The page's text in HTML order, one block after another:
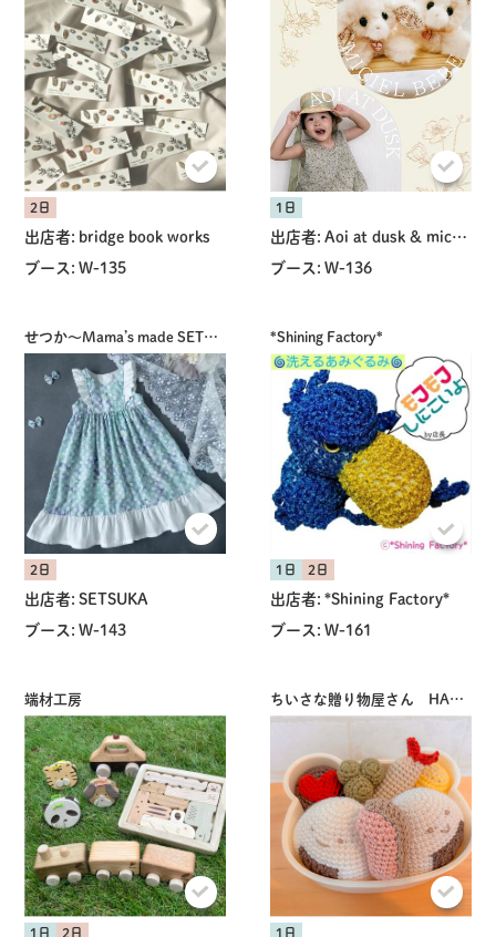
2日
出店者: bridge book works
ブース: W-135
1日
出店者: Aoi at dusk & miciel bebe
ブース: W-136
せつか〜Mama’s made SETSUKA〜
2日
出店者: SETSUKA
ブース: W-143
*Shining Factory*
1日 2日
出店者: *Shining Factory*
ブース: W-161
端材工房
1日 2日
ちいさな贈り物屋さん HARUCOTO
1日